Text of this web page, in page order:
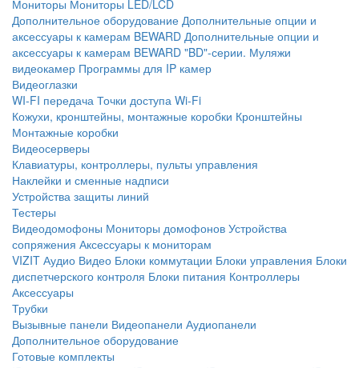
Мониторы Мониторы LED/LCD
Дополнительное оборудование Дополнительные опции и
аксессуары к камерам BEWARD Дополнительные опции и
аксессуары к камерам BEWARD "BD"-серии. Муляжи
видеокамер Программы для IP камер
Видеоглазки
WI-FI передача Точки доступа Wi-Fi
Кожухи, кронштейны, монтажные коробки Кронштейны
Монтажные коробки
Видеосерверы
Клавиатуры, контроллеры, пульты управления
Наклейки и сменные надписи
Устройства защиты линий
Тестеры
Видеодомофоны Мониторы домофонов Устройства
сопряжения Аксессуары к мониторам
VIZIT Аудио Видео Блоки коммутации Блоки управления Блоки
диспетчерского контроля Блоки питания Контроллеры
Аксессуары
Трубки
Вызывные панели Видеопанели Аудиопанели
Дополнительное оборудование
Готовые комплекты